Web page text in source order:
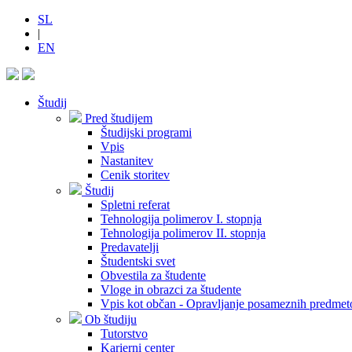
SL
|
EN
Študij
Pred študijem
Študijski programi
Vpis
Nastanitev
Cenik storitev
Študij
Spletni referat
Tehnologija polimerov I. stopnja
Tehnologija polimerov II. stopnja
Predavatelji
Študentski svet
Obvestila za študente
Vloge in obrazci za študente
Vpis kot občan - Opravljanje posameznih
Ob študiju
Tutorstvo
Karierni center